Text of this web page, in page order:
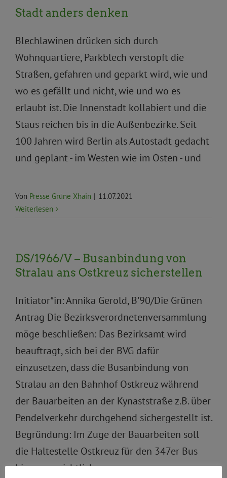
Stadt anders denken
Blechlawinen drücken sich durch
Wohnquartiere, Parkblech verstopft die
Straßen, gefahren und geparkt wird, wie und
wo es gefällt und nicht, wie und wo es
erlaubt ist. Die Innenstadt kollabiert und die
Staus reichen bis in die Außenbezirke. Seit
100 Jahren wird Berlin als Autostadt gedacht
und geplant - im Westen wie im Osten - und
Von Presse Grüne Xhain | 11.07.2021
Weiterlesen
DS/1966/V – Busanbindung von
Stralau ans Ostkreuz sicherstellen
Initiator*in: Annika Gerold, B'90/Die Grünen
Antrag Die Bezirksverordnetenversammlung
möge beschließen: Das Bezirksamt wird
beauftragt, sich bei der BVG dafür
einzusetzen, dass die Busanbindung von
Stralau an den Bahnhof Ostkreuz während
der Bauarbeiten an der Kynaststraße z.B. über
Pendelverkehr durchgehend sichergestellt ist.
Begründung: Im Zuge der Bauarbeiten soll
die Haltestelle Ostkreuz für den 347er Bus
bis voraussichtlich